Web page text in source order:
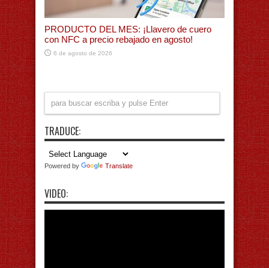
PRODUCTO DEL MES: ¡Llavero de cuero
con NFC a precio rebajado en agosto!
6 de agosto de 2026
TRADUCE:
Powered by Translate
VIDEO: